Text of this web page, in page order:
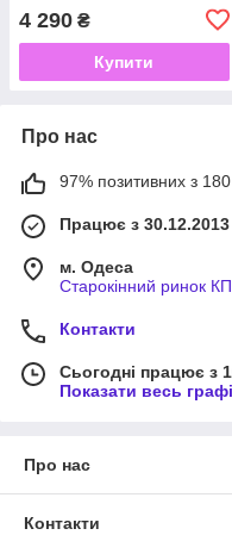
4 290 ₴
Купити
Про нас
97% позитивних з 180
Працює з 30.12.2013
м. Одеса
Старокінний ринок
Контакти
Сьогодні працює з
Показати весь
Про нас
Контакти